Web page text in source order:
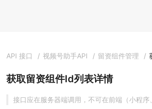
API 接口 / 视频号助手API / 留资组件管理 /
获取留资组件Id列表详情
接口应在服务器端调用，不可在前端（小程